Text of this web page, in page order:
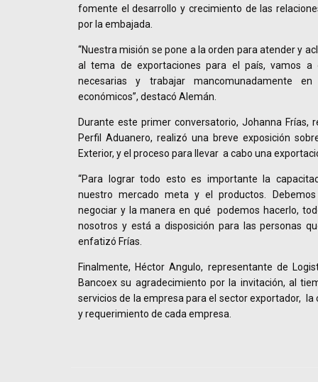
fomente el desarrollo y crecimiento de las
por la embajada.
“Nuestra misión se pone a la orden para atender y
al tema de exportaciones para el país, vamos a
necesarias y trabajar mancomunadamente
económicos”, destacó Alemán.
Durante este primer conversatorio, Johanna Frías,
Perfil Aduanero, realizó una breve exposición
Exterior, y el proceso para llevar a cabo una
“Para lograr todo esto es importante la
nuestro mercado meta y el productos.
negociar y la manera en qué podemos hacerlo,
nosotros y está a disposición para las personas
enfatizó Frías.
Finalmente, Héctor Angulo, representante de
Bancoex su agradecimiento por la invitación, al
servicios de la empresa para el sector exportador, la
y requerimiento de cada empresa.